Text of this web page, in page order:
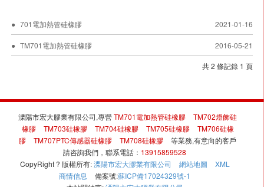
701電加熱管硅橡膠 2021-01-16
TM701電加熱管硅橡膠 2016-05-21
共 2 條記錄 1 頁
溧陽市宏大膠業有限公司,專營TM701電加熱管硅橡膠
TM702燈飾硅
橡膠
TM703硅橡膠 TM704硅橡膠 TM705硅橡膠
TM706硅橡
膠
TM707PTC傳感器硅橡膠 TM708硅橡膠
等業務,有意向的客戶
請咨詢我們，聯系電話： 13915859528
CopyRight ? 版權所有:溧陽市宏大膠業有限公司 網站地圖
XML
商情信息
備案號:蘇ICP備17024329號-1